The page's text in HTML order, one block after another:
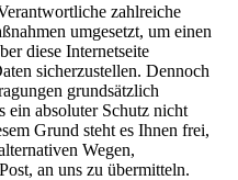
zahlreiche
umgesetzt, um einen
diese Internetseite
sicherzustellen. Dennoch
grundsätzlich
ein absoluter Schutz nicht
Grund steht es Ihnen frei,
Wegen,
an uns zu übermitteln.